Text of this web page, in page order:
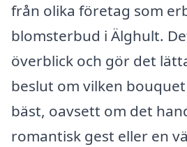
från olika företag som
blomsterbud i Älghult.
överblick och gör det
beslut om vilken
bäst, oavsett om det
romantisk gest eller en